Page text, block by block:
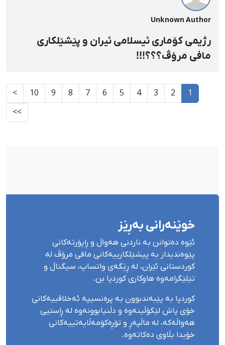
Unknown Author
رژیمی کۆماری ئیسلامی ئیران و پێشێلکاری
مافی مرۆڤ؟؟؟!!!
1
2
3
4
5
6
7
8
9
10
>
>>
خوێنەرانی بەڕێز
ئێوە دەتوانن بە ناردنی هەواڵ و ڕاپۆرتەکانی
پێوەندیدار بە پیشێلکارییەکانی مافی مرۆڤ لە
کوردستانی ئێران، لە ڕێگەی واتساپ، سیگناڵ و
تێلێگرامەوە هاوکاری کوردپا بن.
کوردپا بە پێبەندبوون بە پرەنسیپە ئەخلاقییەکانی
خۆی پاش لێکۆڵینەوە و دڵنیابوونەوە لە ڕاستیی
هەواڵەکە، لە ماڵپەڕ و تۆڕەکۆمەڵایەتییەکانی
خۆیدا بڵاوی دەکاتەوە.